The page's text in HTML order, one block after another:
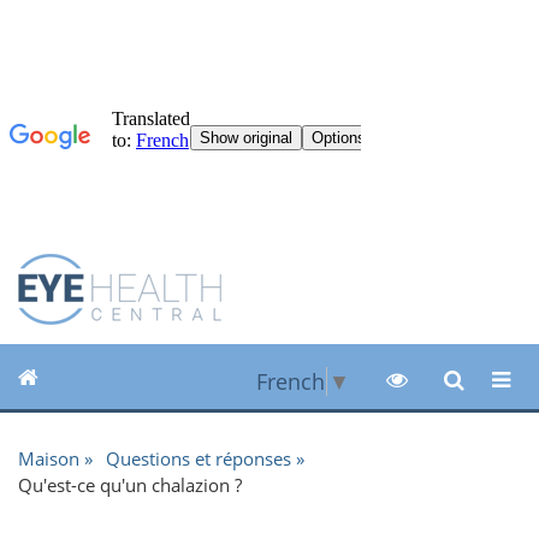
French ▼
Maison
Questions et réponses
Qu'est-ce qu'un chalazion ?